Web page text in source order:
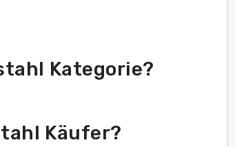
Kategorie?
Käufer?